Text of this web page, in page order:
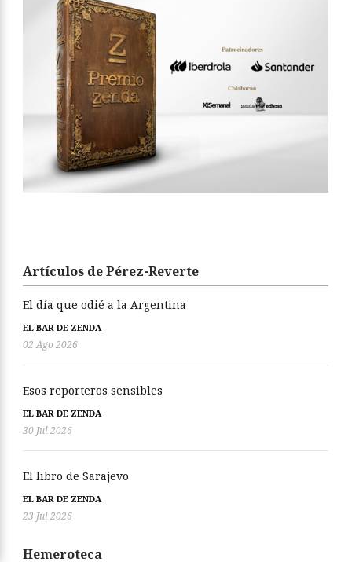
Artículos de Pérez-Reverte
El día que odié a la Argentina
EL BAR DE ZENDA
02 Ago 2026
Esos reporteros sensibles
EL BAR DE ZENDA
30 Jul 2026
El libro de Sarajevo
EL BAR DE ZENDA
23 Jul 2026
Hemeroteca